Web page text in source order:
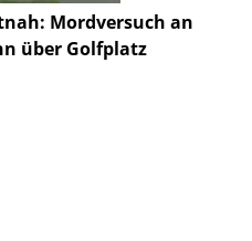
Mordversuch an
über Golfplatz